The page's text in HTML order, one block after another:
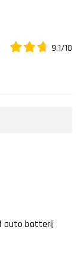
9.1/10
auto batterij